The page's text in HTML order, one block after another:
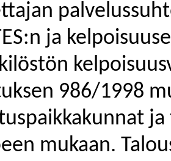
ja
986/1998
mukaan.